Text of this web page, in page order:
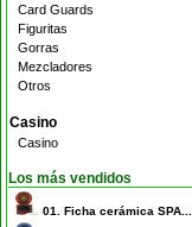
Card Guards
Figuritas
Gorras
Mezcladores
Otros
Casino
Casino
Los más vendidos
01. Ficha cerámica SPA...